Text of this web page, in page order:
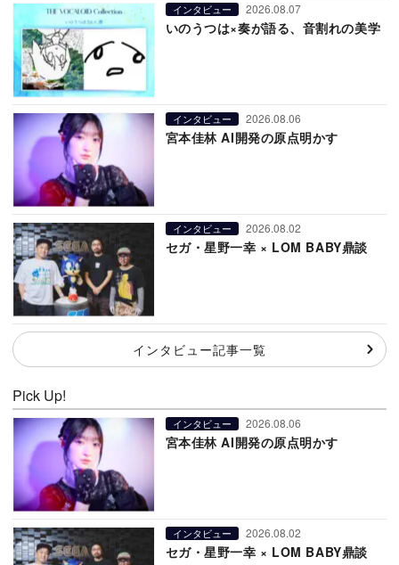
インタビュー 2026.08.07
いのうつは×奏が語る、音割れの美学
インタビュー 2026.08.06
宮本佳林 AI開発の原点明かす
インタビュー 2026.08.02
セガ・星野一幸 × LOM BABY鼎談
インタビュー記事一覧
Pick Up!
インタビュー 2026.08.06
宮本佳林 AI開発の原点明かす
インタビュー 2026.08.02
セガ・星野一幸 × LOM BABY鼎談